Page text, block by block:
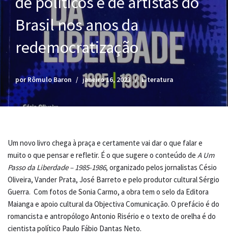
Brasil nos anos da
redemocratização
porRômulo Baron janeiro 16, 2023 Literatura
Um novo livro chega à praça e certamente vai dar o que falar e
muito o que pensar e refletir. É o que sugere o conteúdo de A Um
Passo da Liberdade – 1985-1986, organizado pelos jornalistas Césio
Oliveira, Vander Prata, José Barreto e pelo produtor cultural Sérgio
Guerra. Com fotos de Sonia Carmo, a obra tem o selo da Editora
Maianga e apoio cultural da Objectiva Comunicação. O prefácio é do
romancista e antropólogo Antonio Risério e o texto de orelha é do
cientista político Paulo Fábio Dantas Neto.